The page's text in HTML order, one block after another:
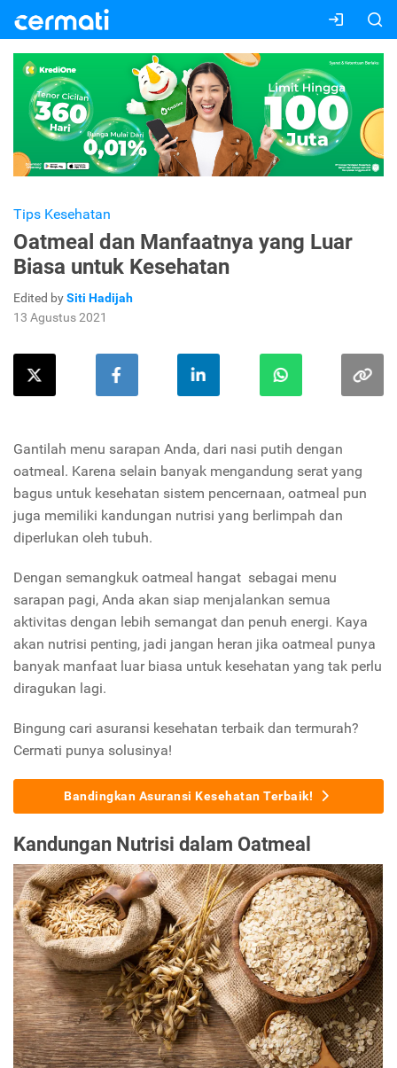
Tips Kesehatan
Oatmeal dan Manfaatnya yang Luar
Biasa untuk Kesehatan
Edited bySiti Hadijah
13 Agustus 2021
Gantilah menu sarapan Anda, dari nasi putih dengan
oatmeal. Karena selain banyak mengandung serat yang
bagus untuk kesehatan sistem pencernaan, oatmeal pun
juga memiliki kandungan nutrisi yang berlimpah dan
diperlukan oleh tubuh.
Dengan semangkuk oatmeal hangat sebagai menu
sarapan pagi, Anda akan siap menjalankan semua
aktivitas dengan lebih semangat dan penuh energi. Kaya
akan nutrisi penting, jadi jangan heran jika oatmeal punya
banyak manfaat luar biasa untuk kesehatan yang tak perlu
diragukan lagi.
Bingung cari asuransi kesehatan terbaik dan termurah?
Cermati punya solusinya!
Bandingkan Asuransi Kesehatan Terbaik!
Kandungan Nutrisi dalam Oatmeal